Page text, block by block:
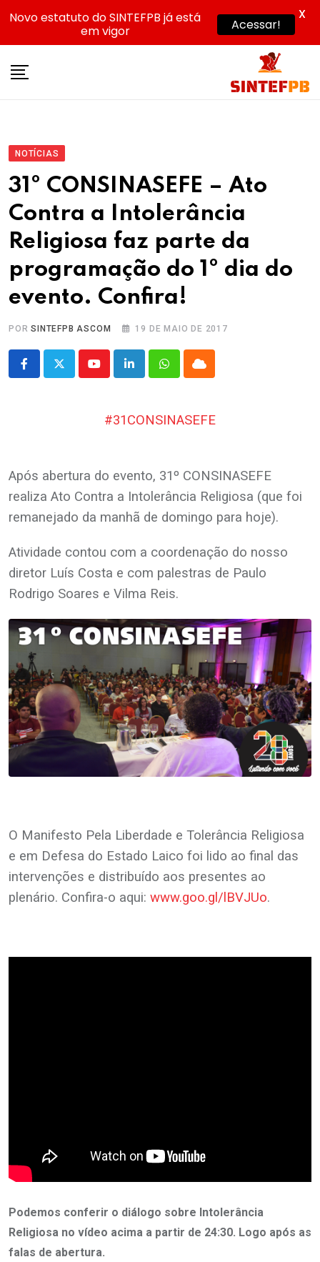
NOTÍCIAS
31º CONSINASEFE – Ato
Contra a Intolerância
Religiosa faz parte da
programação do 1º dia do
evento. Confira!
PORSINTEFPB ASCOM 19 DE MAIO DE 2017
YoutubeLinkedInWhatsappCloud
#31CONSINASEFE
Após abertura do evento, 31º CONSINASEFE
realiza Ato Contra a Intolerância Religiosa (que foi
remanejado da manhã de domingo para hoje).
Atividade contou com a coordenação do nosso
diretor Luís Costa e com palestras de Paulo
Rodrigo Soares e Vilma Reis.
O Manifesto Pela Liberdade e Tolerância Religiosa
e em Defesa do Estado Laico foi lido ao final das
intervenções e distribuído aos presentes ao
plenário. Confira-o aqui: www.goo.gl/lBVJUo.
Podemos conferir o diálogo sobre Intolerância
Religiosa no vídeo acima a partir de 24:30. Logo após as
falas de abertura.
Novo estatuto do SINTEFPB já está
em vigor
Acessar!
X